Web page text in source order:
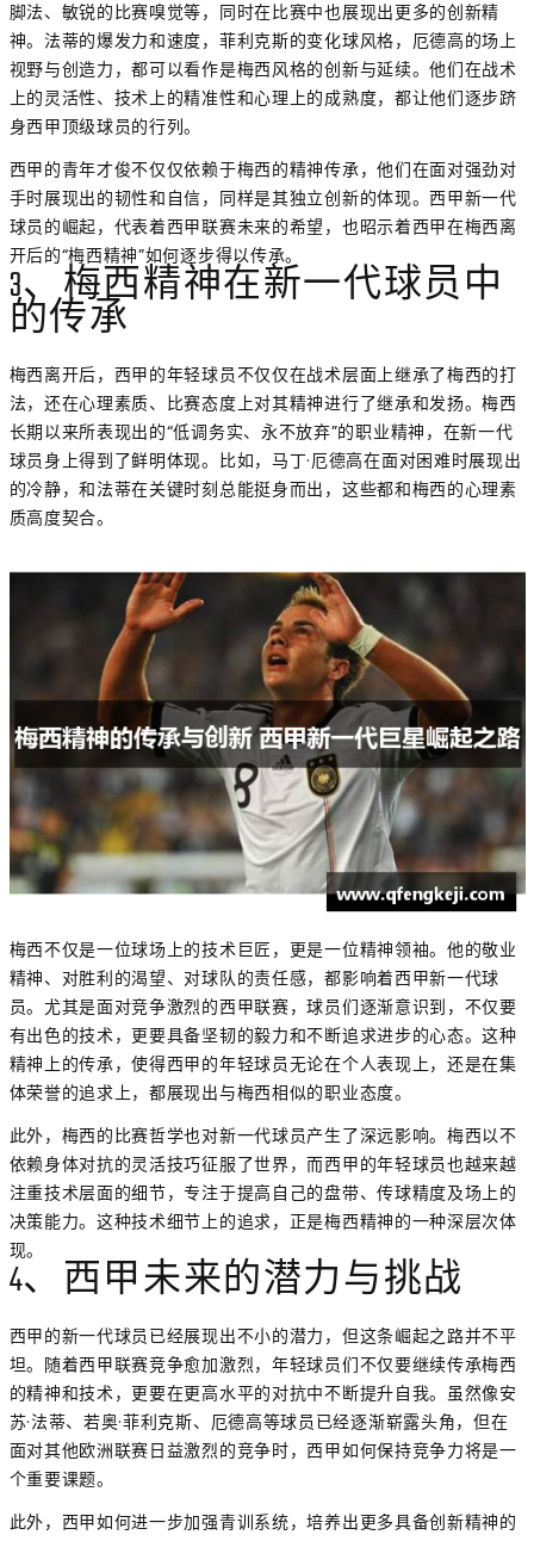
脚法、敏锐的比赛嗅觉等，同时在比赛中也展现出更多的创新精
神。法蒂的爆发力和速度，菲利克斯的变化球风格，厄德高的场上
视野与创造力，都可以看作是梅西风格的创新与延续。他们在战术
上的灵活性、技术上的精准性和心理上的成熟度，都让他们逐步跻
身西甲顶级球员的行列。
西甲的青年才俊不仅仅依赖于梅西的精神传承，他们在面对强劲对
手时展现出的韧性和自信，同样是其独立创新的体现。西甲新一代
球员的崛起，代表着西甲联赛未来的希望，也昭示着西甲在梅西离
开后的“梅西精神”如何逐步得以传承。
3、梅西精神在新一代球员中
的传承
梅西离开后，西甲的年轻球员不仅仅在战术层面上继承了梅西的打
法，还在心理素质、比赛态度上对其精神进行了继承和发扬。梅西
长期以来所表现出的“低调务实、永不放弃”的职业精神，在新一代
球员身上得到了鲜明体现。比如，马丁·厄德高在面对困难时展现出
的冷静，和法蒂在关键时刻总能挺身而出，这些都和梅西的心理素
质高度契合。
梅西不仅是一位球场上的技术巨匠，更是一位精神领袖。他的敬业
精神、对胜利的渴望、对球队的责任感，都影响着西甲新一代球
员。尤其是面对竞争激烈的西甲联赛，球员们逐渐意识到，不仅要
有出色的技术，更要具备坚韧的毅力和不断追求进步的心态。这种
精神上的传承，使得西甲的年轻球员无论在个人表现上，还是在集
体荣誉的追求上，都展现出与梅西相似的职业态度。
此外，梅西的比赛哲学也对新一代球员产生了深远影响。梅西以不
依赖身体对抗的灵活技巧征服了世界，而西甲的年轻球员也越来越
注重技术层面的细节，专注于提高自己的盘带、传球精度及场上的
决策能力。这种技术细节上的追求，正是梅西精神的一种深层次体
现。
4、西甲未来的潜力与挑战
西甲的新一代球员已经展现出不小的潜力，但这条崛起之路并不平
坦。随着西甲联赛竞争愈加激烈，年轻球员们不仅要继续传承梅西
的精神和技术，更要在更高水平的对抗中不断提升自我。虽然像安
苏·法蒂、若奥·菲利克斯、厄德高等球员已经逐渐崭露头角，但在
面对其他欧洲联赛日益激烈的竞争时，西甲如何保持竞争力将是一
个重要课题。
此外，西甲如何进一步加强青训系统，培养出更多具备创新精神的